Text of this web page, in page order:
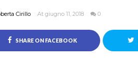
Cirillo At giugno 11, 2018 0
SHARE ON FACEBOOK